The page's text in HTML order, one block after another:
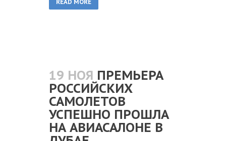
READ MORE
19 НОЯ ПРЕМЬЕРА
РОССИЙСКИХ
САМОЛЕТОВ
УСПЕШНО ПРОШЛА
НА АВИАСАЛОНЕ В